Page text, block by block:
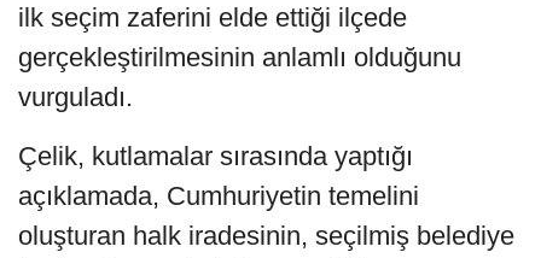
ilk seçim zaferini elde ettiği ilçede
gerçekleştirilmesinin anlamlı olduğunu
vurguladı.
Çelik, kutlamalar sırasında yaptığı
açıklamada, Cumhuriyetin temelini
oluşturan halk iradesinin, seçilmiş belediye